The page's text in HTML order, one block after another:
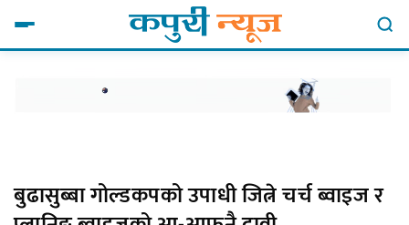
बुढासुब्बा गोल्डकपको उपाधी जित्ने चर्च ब्वाइज र